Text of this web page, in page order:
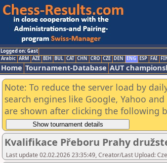
Logged on: Gast
Arabic ARM AZE BIH BUL CAT CHN CRO CZE DEN ENG ESP FAI
Home Tournament-Database AUT
Note: To reduce the server load by
search engines like Google, Yahoo
are shown after clicking the following
Kvalifikace Přeboru Prahy
Last update 02.02.2026 23:35:49, Creator/Last Upload: